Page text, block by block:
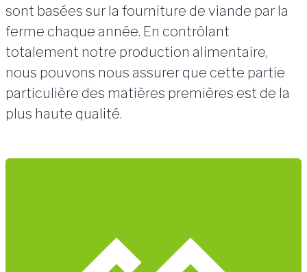
sont basées sur la fourniture de viande par la
ferme chaque année. En contrôlant
totalement notre production alimentaire,
nous pouvons nous assurer que cette partie
particulière des matières premières est de la
plus haute qualité.